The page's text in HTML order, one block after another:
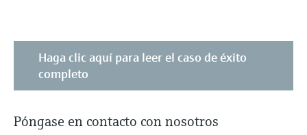
Haga clic aquí para leer el caso de éxito
completo
Póngase en contacto con nosotros